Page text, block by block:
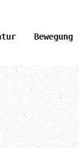
Bewegung